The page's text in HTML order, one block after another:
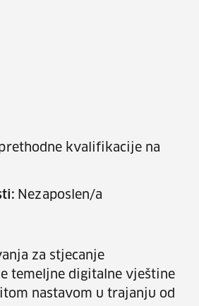
kvalifikacije na
Nezaposlen/a
za stjecanje
temeljne digitalne vještine
nastavom u trajanju od